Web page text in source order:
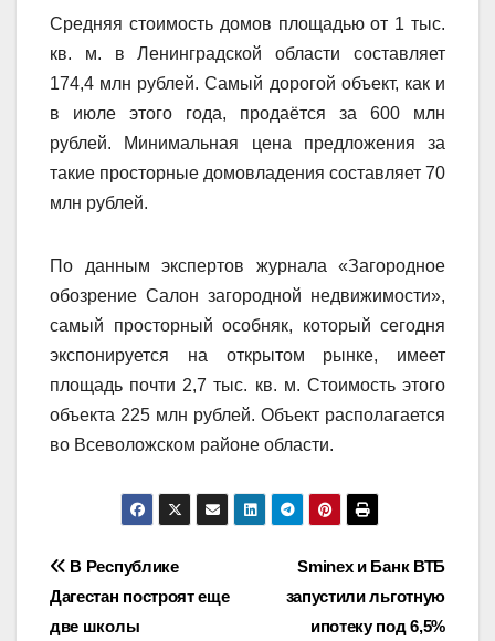
Средняя стоимость домов площадью от 1 тыс.
кв. м. в Ленинградской области составляет
174,4 млн рублей. Самый дорогой объект, как и
в июле этого года, продаётся за 600 млн
рублей. Минимальная цена предложения за
такие просторные домовладения составляет 70
млн рублей.
По данным экспертов журнала «Загородное
обозрение Салон загородной недвижимости»,
самый просторный особняк, который сегодня
экспонируется на открытом рынке, имеет
площадь почти 2,7 тыс. кв. м. Стоимость этого
объекта 225 млн рублей. Объект располагается
во Всеволожском районе области.
Навигация
по
Sminex и Банк ВТБ
запустили льготную
ипотеку под 6,5%
В Республике
Дагестан построят еще
две школы